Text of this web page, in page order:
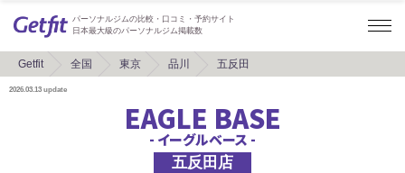
パーソナルジムの比較・口コミ・予約サイト
日本最大級のパーソナルジム掲載数
Getfit 全国 東京 品川 五反田
2026.03.13 update
EAGLE BASE
- イーグルベース -
五反田店